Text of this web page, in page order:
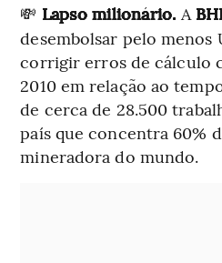
💸 Lapso milionário. A
desembolsar pelo menos
corrigir erros de cálculo
2010 em relação ao
de cerca de 28.500
país que concentra 60%
mineradora do mundo.